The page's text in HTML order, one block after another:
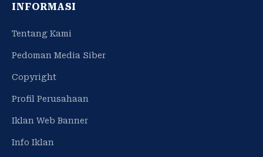
INFORMASI
Tentang Kami
Pedoman Media Siber
Copyright
Profil Perusahaan
Iklan Web Banner
Info Iklan